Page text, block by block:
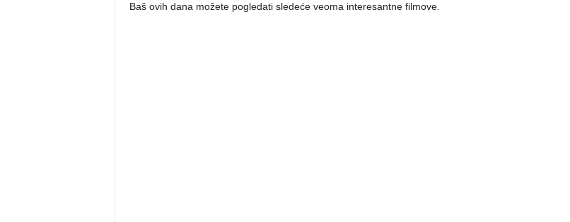
Baš ovih dana možete pogledati sledeće veoma interesantne filmove.